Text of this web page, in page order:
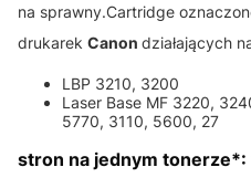
na sprawny.Cartridge
drukarek Canon działających
LBP 3210, 3200
Laser Base MF 3220,
5770, 3110, 5600, 27
stron na jednym